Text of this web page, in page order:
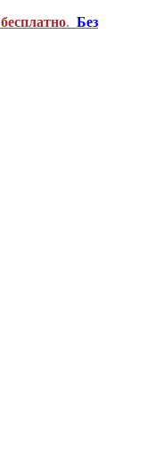
бесплатно. Без